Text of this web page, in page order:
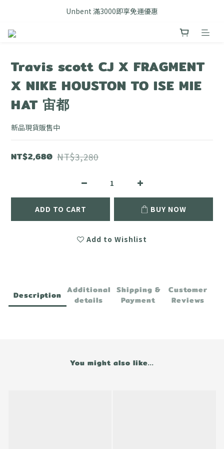
FB搜尋優惠社群 🔎 DOUSHOP 選貨
Unbent 滿3000即享免運優惠
Travis scott CJ X FRAGMENT
X NIKE HOUSTON TO ISE MIE
HAT 宙都
新品現貨販售中
NT$2,680 NT$3,280
ADD TO CART BUY NOW
Add to Wishlist
Description Additional
details
Shipping &
Payment
Customer
Reviews
You might also like...